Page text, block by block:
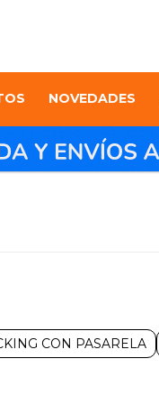
NOVEDADES
CON PASARELA